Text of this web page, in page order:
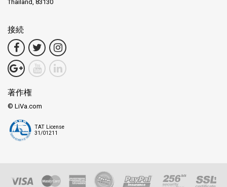
Thailand, 83130
接続
著作権
© LiVa.com
TAT License
31/01211